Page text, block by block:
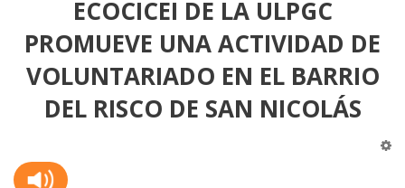
ECOCICEI DE LA ULPGC
PROMUEVE UNA ACTIVIDAD DE
VOLUNTARIADO EN EL BARRIO
DEL RISCO DE SAN NICOLÁS